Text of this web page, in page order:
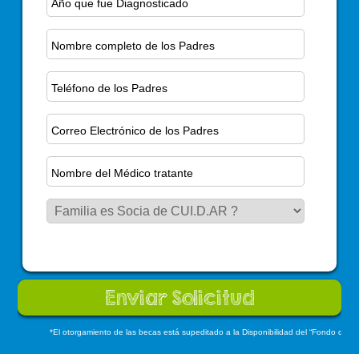
*El otorgamiento de las becas está supeditado a la Disponibilidad del “Fondo de